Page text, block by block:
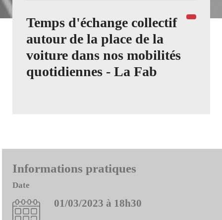
Temps d'échange collectif
autour de la place de la
voiture dans nos mobilités
quotidiennes - La Fab
Informations pratiques
Date
01/03/2023 à 18h30